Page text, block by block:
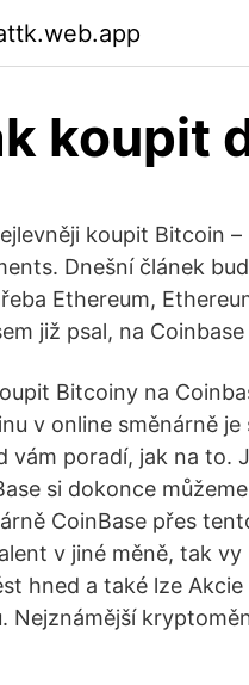
koupit
koupit Bitcoin
Dnešní článek
Ethereum,
již psal, na
Bitcoiny na
v online směnárně
vám poradí, jak na to.
si dokonce
CoinBase přes
v jiné měně, tak
hned a také lze
Nejznámější